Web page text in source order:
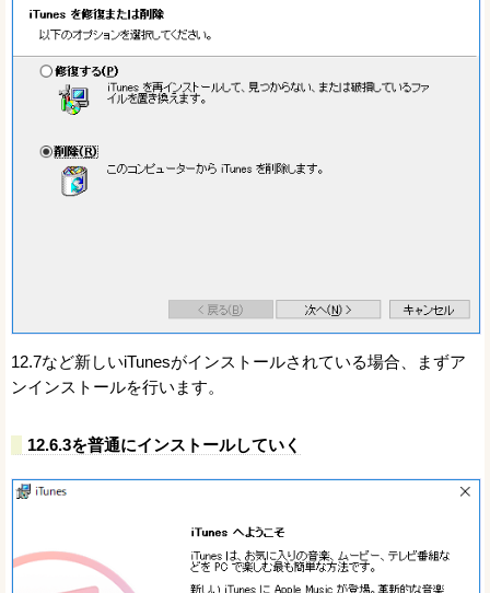
12.7など新しいiTunesがインストールされている場合、まずア
ンインストールを行います。
12.6.3を普通にインストールしていく